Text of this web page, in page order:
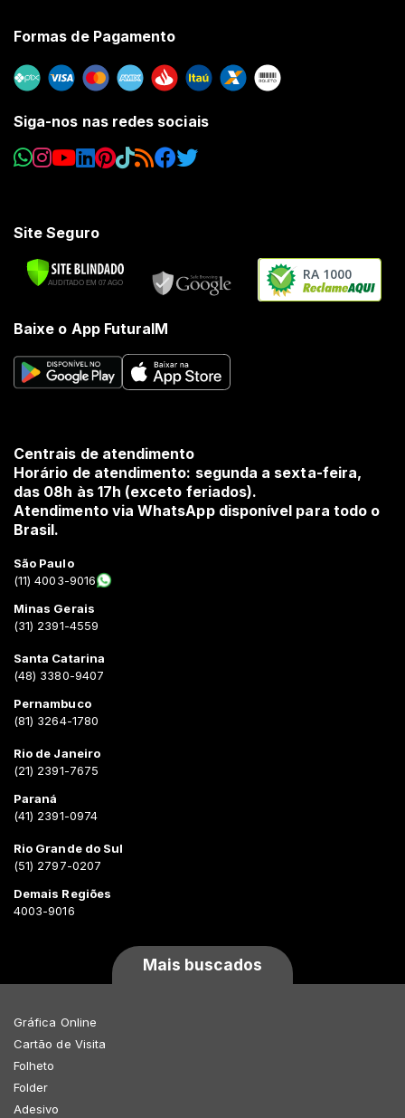
Formas de Pagamento
Siga-nos nas redes sociais
Site Seguro
RA 1000
Baixe o App FuturaIM
Centrais de atendimento
Horário de atendimento: segunda a sexta-feira,
das 08h às 17h (exceto feriados).
Atendimento via WhatsApp disponível para todo o
Brasil.
São Paulo
(11) 4003-9016
Minas Gerais
(31) 2391-4559
Santa Catarina
(48) 3380-9407
Pernambuco
(81) 3264-1780
Rio de Janeiro
(21) 2391-7675
Paraná
(41) 2391-0974
Rio Grande do Sul
(51) 2797-0207
Demais Regiões
4003-9016
Mais buscados
Gráfica Online
Cartão de Visita
Folheto
Folder
Adesivo